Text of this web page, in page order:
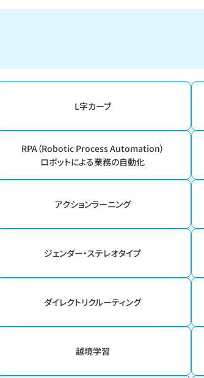
L字カーブ
RPA（Robotic Process Automation）
ロボットによる業務の自動化
アクションラーニング
ジェンダー・ステレオタイプ
ダイレクトリクルーティング
越境学習